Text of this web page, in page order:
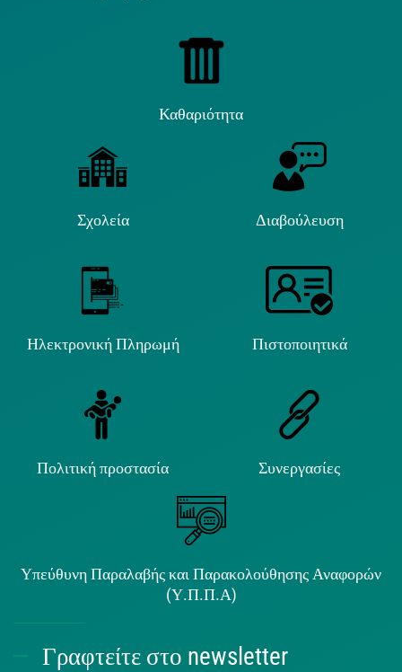
Καθαριότητα
Σχολεία Διαβούλευση
Ηλεκτρονική Πληρωμή Πιστοποιητικά
Πολιτική προστασία Συνεργασίες
Υπεύθυνη Παραλαβής και Παρακολούθησης Αναφορών
(Υ.Π.Π.Α)
Γραφτείτε στο newsletter